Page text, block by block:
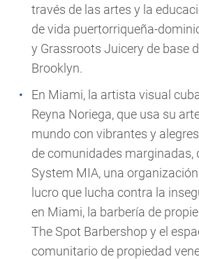
través de las artes y la
de vida puertorriqueña-
y Grassroots Juicery de base
Brooklyn.
En Miami, la artista visual
Reyna Noriega, que usa su
mundo con vibrantes y
de comunidades marginadas,
System MIA, una
lucro que lucha contra la
en Miami, la barbería de
The Spot Barbershop y el
comunitario de propiedad